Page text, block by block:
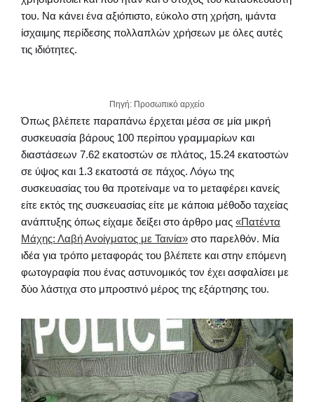
του. Να κάνει ένα αξιόπιστο, εύκολο στη χρήση, ιμάντα
ίσχαιμης περίδεσης πολλαπλών χρήσεων με όλες αυτές
τις ιδιότητες.
Πηγή: Προσωπικό αρχείο
Όπως βλέπετε παραπάνω έρχεται μέσα σε μία μικρή
συσκευασία βάρους 100 περίπου γραμμαρίων και
διαστάσεων 7.62 εκατοστών σε πλάτος, 15.24 εκατοστών
σε ύψος και 1.3 εκατοστά σε πάχος. Λόγω της
συσκευασίας του θα προτείναμε να το μεταφέρει κανείς
είτε εκτός της συσκευασίας είτε με κάποια μέθοδο ταχείας
ανάπτυξης όπως είχαμε δείξει στο άρθρο μας «Πατέντα
Μάχης: Λαβή Ανοίγματος με Ταινία» στο παρελθόν. Μία
ιδέα για τρόπο μεταφοράς του βλέπετε και στην επόμενη
φωτογραφία που ένας αστυνομικός τον έχει ασφαλίσει με
δύο λάστιχα στο μπροστινό μέρος της εξάρτησης του.